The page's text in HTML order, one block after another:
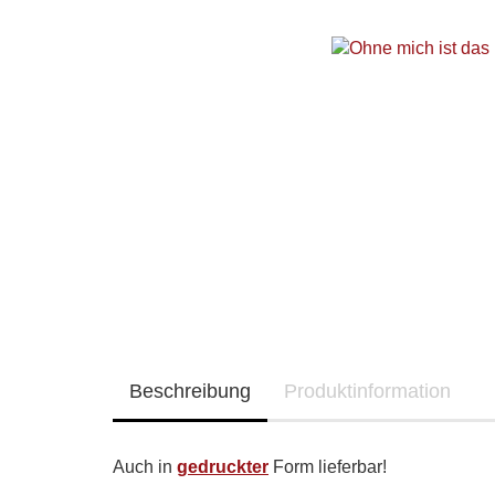
Beschreibung Produktinformation
Auch in gedruckter Form lieferbar!